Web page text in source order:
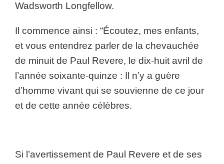
Wadsworth Longfellow.
Il commence ainsi : “Écoutez, mes enfants,
et vous entendrez parler de la chevauchée
de minuit de Paul Revere, le dix-huit avril de
l’année soixante-quinze : Il n’y a guère
d’homme vivant qui se souvienne de ce jour
et de cette année célèbres.
Si l’avertissement de Paul Revere et de ses